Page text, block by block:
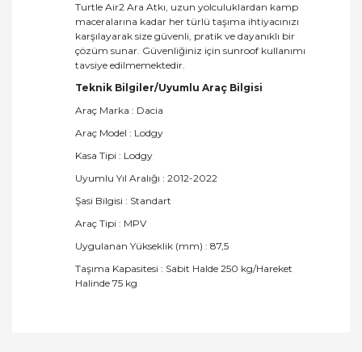
Turtle Air2 Ara Atkı, uzun yolculuklardan kamp
maceralarına kadar her türlü taşıma ihtiyacınızı
karşılayarak size güvenli, pratik ve dayanıklı bir
çözüm sunar. Güvenliğiniz için sunroof kullanımı
tavsiye edilmemektedir.
Teknik Bilgiler/Uyumlu Araç Bilgisi
Araç Marka : Dacia
Araç Model : Lodgy
Kasa Tipi : Lodgy
Uyumlu Yıl Aralığı : 2012-2022
Şasi Bilgisi : Standart
Araç Tipi : MPV
Uygulanan Yükseklik (mm) : 87,5
Taşıma Kapasitesi : Sabit Halde 250 kg/Hareket
Halinde 75 kg